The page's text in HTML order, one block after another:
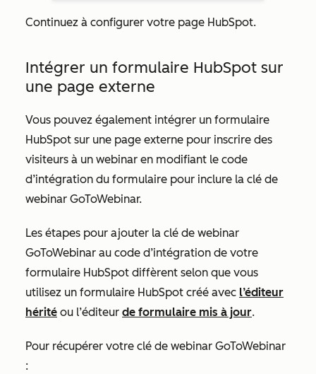
Continuez à configurer votre page HubSpot.
Intégrer un formulaire HubSpot sur
une page externe
Vous pouvez également intégrer un formulaire
HubSpot sur une page externe pour inscrire des
visiteurs à un webinar en modifiant le code
d’intégration du formulaire pour inclure la clé de
webinar GoToWebinar.
Les étapes pour ajouter la clé de webinar
GoToWebinar au code d’intégration de votre
formulaire HubSpot diffèrent selon que vous
utilisez un formulaire HubSpot créé avec l’éditeur
hérité ou l’éditeur de formulaire mis à jour.
Pour récupérer votre clé de webinar GoToWebinar
: